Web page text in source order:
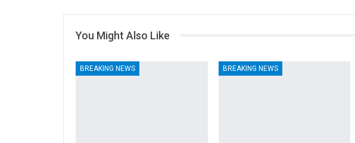
You Might Also Like
BREAKING NEWS BREAKING NEWS